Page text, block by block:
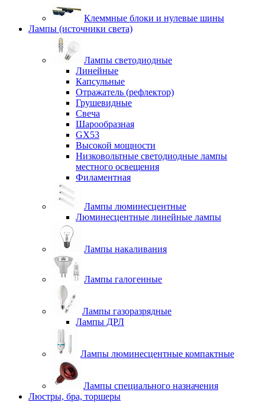
Клеммные блоки и нулевые шины
Лампы (источники света)
Лампы светодиодные
Линейные
Капсульные
Отражатель (рефлектор)
Грушевидные
Свеча
Шарообразная
GX53
Высокой мощности
Низковольтные светодиодные лампы
местного освещения
Филаментная
Лампы люминесцентные
Люминесцентные линейные лампы
Лампы накаливания
Лампы галогенные
Лампы газоразрядные
Лампы ДРЛ
Лампы люминесцентные компактные
Лампы специального назначения
Люстры, бра, торшеры